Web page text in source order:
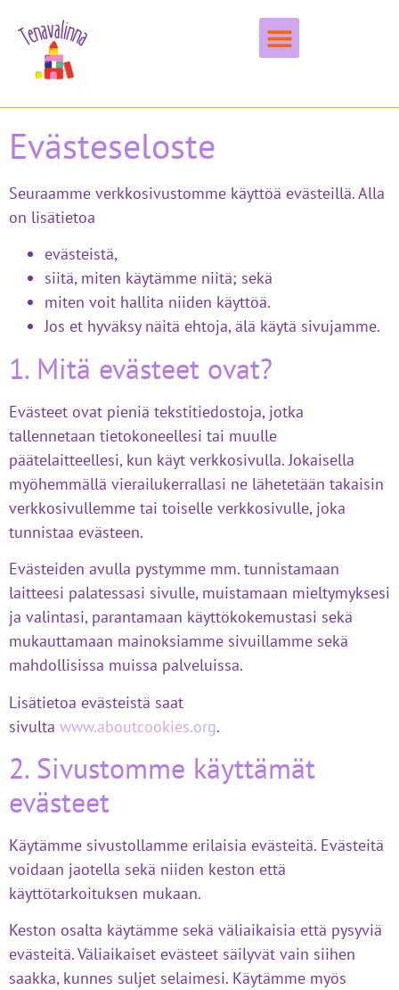
Evästeseloste
Seuraamme verkkosivustomme käyttöä evästeillä. Alla
on lisätietoa
evästeistä,
siitä, miten käytämme niitä; sekä
miten voit hallita niiden käyttöä.
Jos et hyväksy näitä ehtoja, älä käytä sivujamme.
1. Mitä evästeet ovat?
Evästeet ovat pieniä tekstitiedostoja, jotka
tallennetaan tietokoneellesi tai muulle
päätelaitteellesi, kun käyt verkkosivulla. Jokaisella
myöhemmällä vierailukerrallasi ne lähetetään takaisin
verkkosivullemme tai toiselle verkkosivulle, joka
tunnistaa evästeen.
Evästeiden avulla pystymme mm. tunnistamaan
laitteesi palatessasi sivulle, muistamaan mieltymyksesi
ja valintasi, parantamaan käyttökokemustasi sekä
mukauttamaan mainoksiamme sivuillamme sekä
mahdollisissa muissa palveluissa.
Lisätietoa evästeistä saat
sivulta www.aboutcookies.org.
2. Sivustomme käyttämät
evästeet
Käytämme sivustollamme erilaisia evästeitä. Evästeitä
voidaan jaotella sekä niiden keston että
käyttötarkoituksen mukaan.
Keston osalta käytämme sekä väliaikaisia että pysyviä
evästeitä. Väliaikaiset evästeet säilyvät vain siihen
saakka, kunnes suljet selaimesi. Käytämme myös